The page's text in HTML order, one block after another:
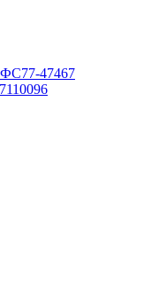
47467